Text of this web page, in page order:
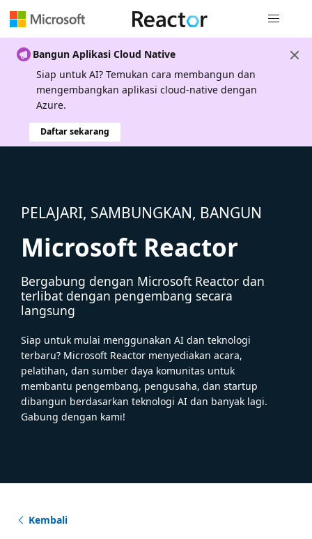
Bangun Aplikasi Cloud Native
Siap untuk AI? Temukan cara membangun dan
mengembangkan aplikasi cloud-native dengan
Azure.
Daftar sekarang
PELAJARI, SAMBUNGKAN, BANGUN
Microsoft Reactor
Bergabung dengan Microsoft Reactor dan
terlibat dengan pengembang secara
langsung
Siap untuk mulai menggunakan AI dan teknologi
terbaru? Microsoft Reactor menyediakan acara,
pelatihan, dan sumber daya komunitas untuk
membantu pengembang, pengusaha, dan startup
dibangun berdasarkan teknologi AI dan banyak lagi.
Gabung dengan kami!
Kembali